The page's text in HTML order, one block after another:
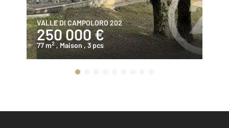
VALLE DI CAMPOLORO 202
250 000 €
77 m2 , Maison, 3 pcs